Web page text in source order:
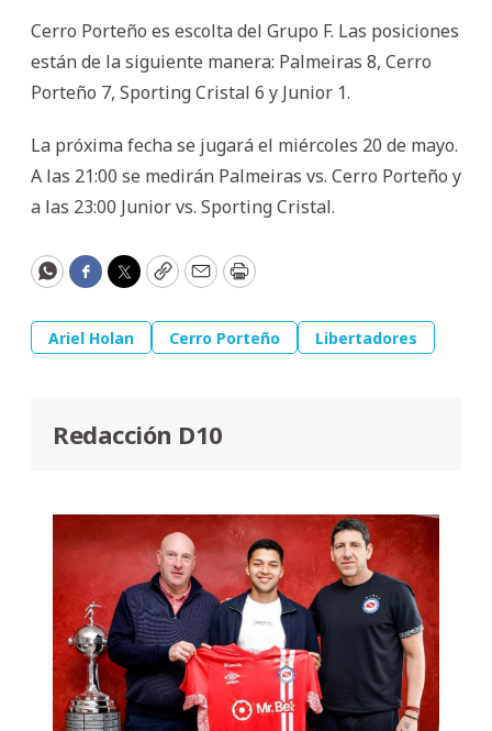
Cerro Porteño es escolta del Grupo F. Las posiciones
están de la siguiente manera: Palmeiras 8, Cerro
Porteño 7, Sporting Cristal 6 y Junior 1.
La próxima fecha se jugará el miércoles 20 de mayo.
A las 21:00 se medirán Palmeiras vs. Cerro Porteño y
a las 23:00 Junior vs. Sporting Cristal.
WhatsApp
Facebook
Twitter
CopyEmailPrint
Ariel Holan Cerro Porteño Libertadores
Redacción D10